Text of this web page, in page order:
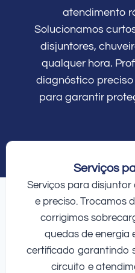
atendimento
Solucionamos
disjuntores,
qualquer hora.
diagnóstico
para garantir
Serviços
Serviços para
e preciso. Trocamos
corrigimos
quedas de energia
certificado garantindo
circuito e